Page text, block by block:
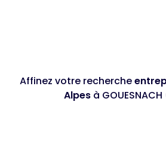
Affinez votre recherche
Alpesà